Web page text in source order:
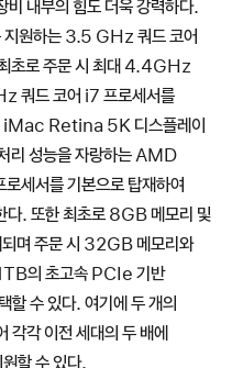
비 내부의 힘도 더욱 강력하다.
하는 3.5 GHz 쿼드 코어
초로 주문 시 최대 4.4GHz
드 코어 i7 프로세서를
iMac Retina 5K 디스플레이
리 성능을 자랑하는 AMD
서를 기본으로 탑재하여
. 또한 최초로 8GB 메모리 및
며 주문 시 32GB 메모리와
의 초고속 PCIe 기반
수 있다. 여기에 두 개의
각 이전 세대의 두 배에
할 수 있다.